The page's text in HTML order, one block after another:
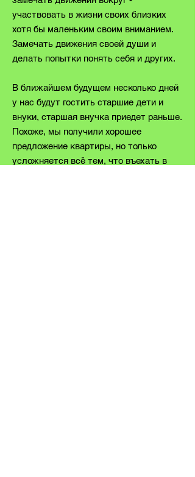
участвовать в жизни своих близких
хотя бы маленьким своим вниманием.
Замечать движения своей души и
делать попытки понять себя и других.
В ближайшем будущем несколько дней
у нас будут гостить старшие дети и
внуки, старшая внучка приедет раньше.
Похоже, мы получили хорошее
предложение квартиры, но только
усложняется всё тем, что въехать в